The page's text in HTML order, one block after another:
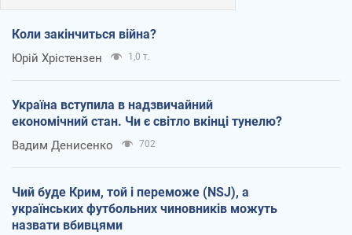
Коли закінчиться війна?
Юрій Хрістензен 1,0 т.
Україна вступила в надзвичайний
економічний стан. Чи є світло вкінці тунелю?
Вадим Денисенко 702
Чий буде Крим, той і переможе (NSJ), а
українських футбольних чиновників можуть
назвати вбивцями